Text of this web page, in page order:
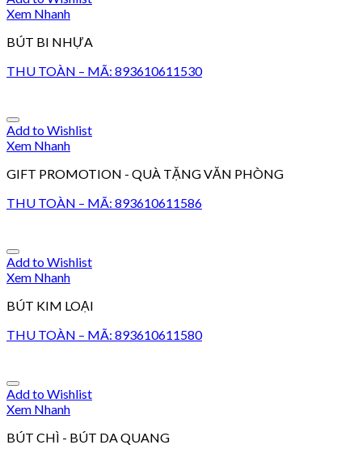
Xem Nhanh
BÚT BI NHỰA
THU TOÀN – MÃ: 893610611530
Add to Wishlist
Xem Nhanh
GIFT PROMOTION - QUÀ TẶNG VĂN PHÒNG
THU TOÀN – MÃ: 893610611586
Add to Wishlist
Xem Nhanh
BÚT KIM LOẠI
THU TOÀN – MÃ: 893610611580
Add to Wishlist
Xem Nhanh
BÚT CHÌ - BÚT DA QUANG